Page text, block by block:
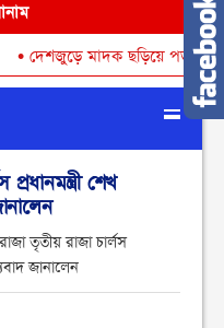
মাদক ছড়িয়ে পড়া রোধে
প্রধানমন্ত্রী শেখ
রাজা তৃতীয় রাজা চার্লস
জানালেন